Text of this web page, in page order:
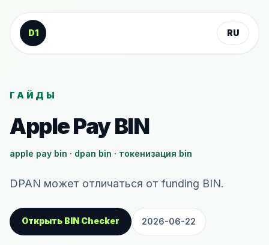
К содержанию
D1
RU
ГАЙДЫ
Apple Pay BIN
apple pay bin · dpan bin · токенизация bin
DPAN может отличаться от funding BIN.
Открыть BIN Checker 2026-06-22